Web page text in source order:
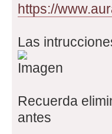
https://
Las
Recuerda
antes